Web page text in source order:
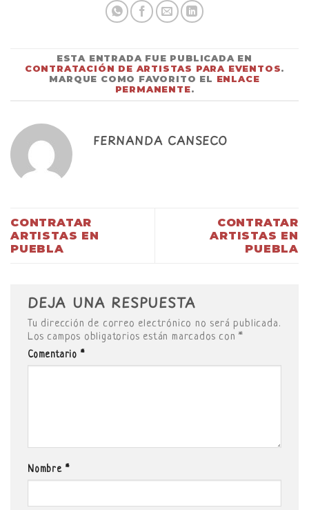
ESTA ENTRADA FUE PUBLICADA EN
CONTRATACIÓN DE ARTISTAS PARA EVENTOS.
MARQUE COMO FAVORITO EL ENLACE
PERMANENTE.
FERNANDA CANSECO
CONTRATAR
ARTISTAS EN
PUEBLA
CONTRATAR
ARTISTAS EN
PUEBLA
DEJA UNA RESPUESTA
Tu dirección de correo electrónico no será publicada.
Los campos obligatorios están marcados con*
Comentario *
Nombre *